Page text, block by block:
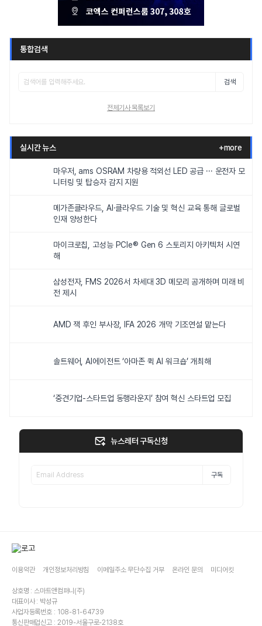
통합검색
검색
전체기사 목록보기
실시간 뉴스 +more
마우저, ams OSRAM 차량용 적외선 LED 공급 ··· 운전자 모
니터링 및 탑승자 감지 지원
메가존클라우드, AI·클라우드 기술 및 혁신 교육 통해 글로벌
인재 양성한다
마이크로칩, 고성능 PCIe® Gen 6 스토리지 아키텍처 시연
해
삼성전자, FMS 2026서 차세대 3D 메모리 공개하며 미래 비
전 제시
AMD 잭 후인 부사장, IFA 2026 개막 기조연설 맡는다
솔트웨어, AI에이전트 ‘아마존 퀵 AI 워크숍’ 개최해
‘중견기업-스타트업 동행라운지’ 참여 혁신 스타트업 모집
뉴스레터 구독신청
구독
이용약관 개인정보처리방침 이메일주소 무단수집 거부 온라인 문의 미디어킷
상호명 : 스마트앤컴퍼니(주)
대표이사 : 박성규
사업자등록번호 : 108-81-64739
통신판매업신고 : 2019-서울구로-2138호